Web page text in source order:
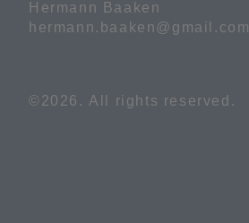
Hermann Baaken
hermann.baaken@gmail.com
©2026. All rights reserved.